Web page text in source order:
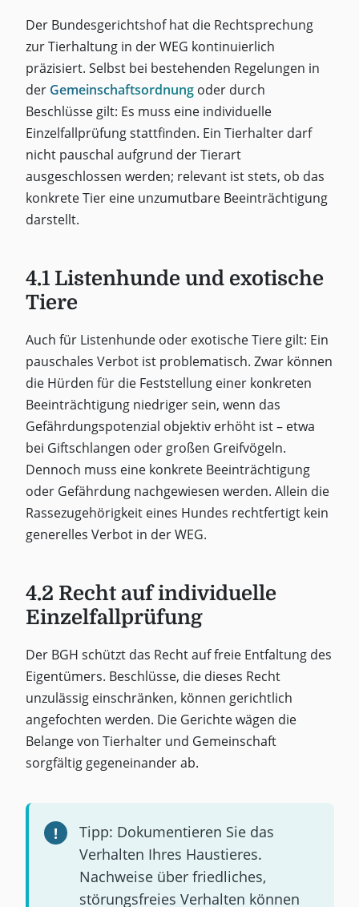
Der Bundesgerichtshof hat die Rechtsprechung
zur Tierhaltung in der WEG kontinuierlich
präzisiert. Selbst bei bestehenden Regelungen in
der Gemeinschaftsordnungoder durch
Beschlüsse gilt: Es muss eine individuelle
Einzelfallprüfung stattfinden. Ein Tierhalter darf
nicht pauschal aufgrund der Tierart
ausgeschlossen werden; relevant ist stets, ob das
konkrete Tier eine unzumutbare Beeinträchtigung
darstellt.
4.1 Listenhunde und exotische
Tiere
Auch für Listenhunde oder exotische Tiere gilt: Ein
pauschales Verbot ist problematisch. Zwar können
die Hürden für die Feststellung einer konkreten
Beeinträchtigung niedriger sein, wenn das
Gefährdungspotenzial objektiv erhöht ist – etwa
bei Giftschlangen oder großen Greifvögeln.
Dennoch muss eine konkrete Beeinträchtigung
oder Gefährdung nachgewiesen werden. Allein die
Rassezugehörigkeit eines Hundes rechtfertigt kein
generelles Verbot in der WEG.
4.2 Recht auf individuelle
Einzelfallprüfung
Der BGH schützt das Recht auf freie Entfaltung des
Eigentümers. Beschlüsse, die dieses Recht
unzulässig einschränken, können gerichtlich
angefochten werden. Die Gerichte wägen die
Belange von Tierhalter und Gemeinschaft
sorgfältig gegeneinander ab.
Tipp: Dokumentieren Sie das
Verhalten Ihres Haustieres.
Nachweise über friedliches,
störungsfreies Verhalten können